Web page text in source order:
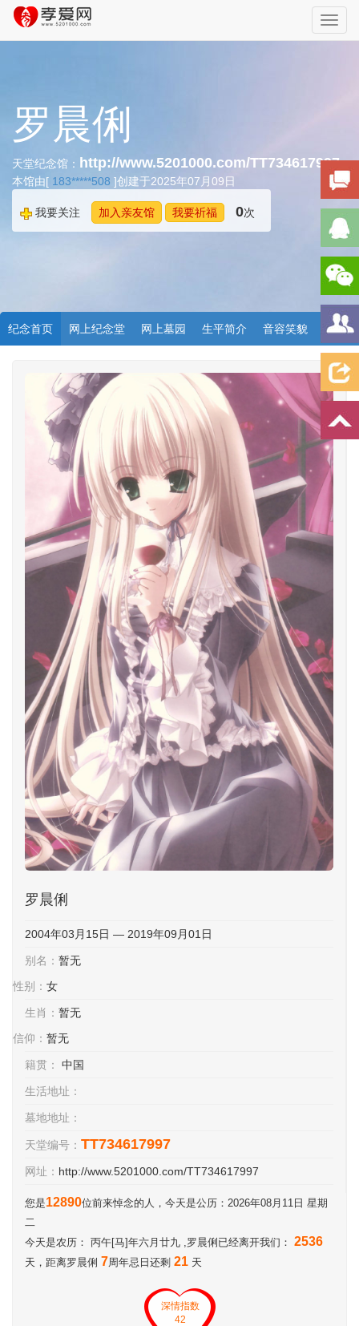
罗晨俐
天堂纪念馆： http://www.5201000.com/TT734617997
本馆由[ 183*****508 ]创建于2025年07月09日
我要关注 加入亲友馆 我要祈福 0次
纪念首页 网上纪念堂 网上墓园 生平简介 音容笑貌
许愿祈福
罗晨俐
2004年03月15日 — 2019年09月01日
别名： 暂无
性别： 女
生肖： 暂无
信仰： 暂无
籍贯： 中国
生活地址：
墓地地址：
天堂编号： TT734617997
网址： http://www.5201000.com/TT734617997
您是12890位前来悼念的人，今天是公历：2026年08月11日 星期
二
今天是农历： 丙午[马]年六月廿九 ,罗晨俐已经离开我们： 2536
天，距离罗晨俐 7周年忌日还剩 21 天
深情指数
42